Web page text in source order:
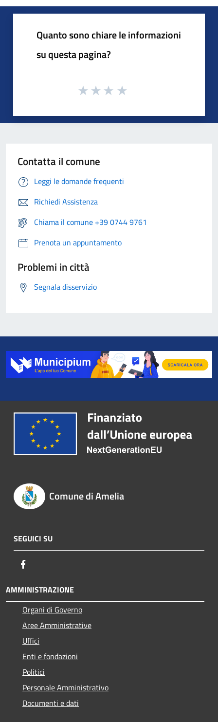
Quanto sono chiare le informazioni
su questa pagina?
Contatta il comune
Leggi le domande frequenti
Richiedi Assistenza
Chiama il comune +39 0744 9761
Prenota un appuntamento
Problemi in città
Segnala disservizio
Comune di Amelia
SEGUICI SU
AMMINISTRAZIONE
Organi di Governo
Aree Amministrative
Uffici
Enti e fondazioni
Politici
Personale Amministrativo
Documenti e dati